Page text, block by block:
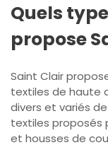
Quels
propose
Saint Clair
textiles de haute
divers et variés
textiles proposés
et housses de